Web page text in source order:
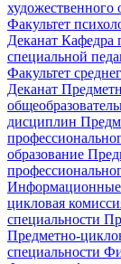
художественного
Факультет
Деканат Кафедра
специальной
Факультет
Деканат
дисциплин
образование
Информационные
цикловая
специальности
Предметно-
специальности